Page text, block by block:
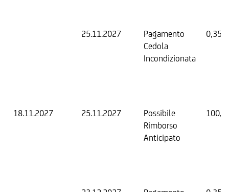
25.11.2027
Pagamento
Cedola
Incondizionata
0,35
18.11.2027 25.11.2027
Possibile
Rimborso
Anticipato